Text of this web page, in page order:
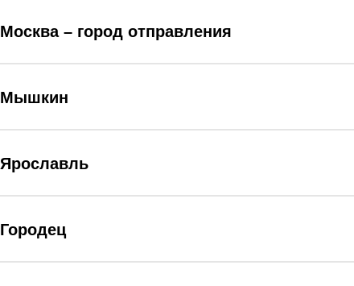
Москва – город отправления
Мышкин
Ярославль
Городец